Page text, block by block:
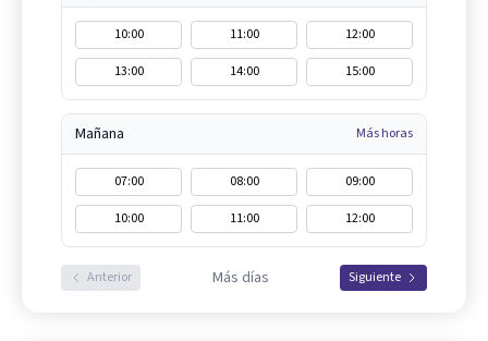
10:00 11:00
12:00
13:00
14:00 15:00
Mañana Más horas
07:00 08:00
09:00
10:00
11:00 12:00
Anterior Más días Siguiente